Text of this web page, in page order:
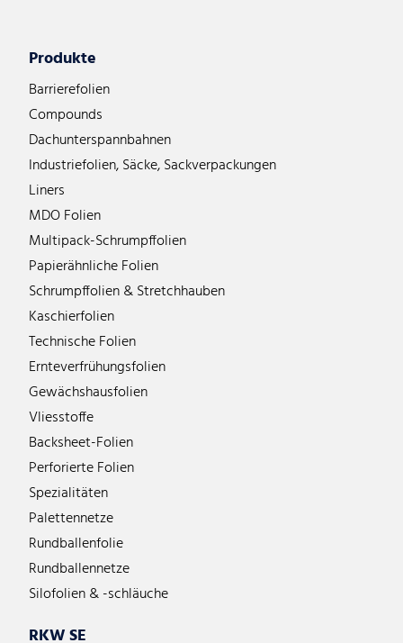
Produkte
Barrierefolien
Compounds
Dachunterspannbahnen
Industriefolien, Säcke, Sackverpackungen
Liners
MDO Folien
Multipack-Schrumpffolien
Papierähnliche Folien
Schrumpffolien & Stretchhauben
Kaschierfolien
Technische Folien
Ernteverfrühungsfolien
Gewächshausfolien
Vliesstoffe
Backsheet-Folien
Perforierte Folien
Spezialitäten
Palettennetze
Rundballenfolie
Rundballennetze
Silofolien & -schläuche
RKW SE